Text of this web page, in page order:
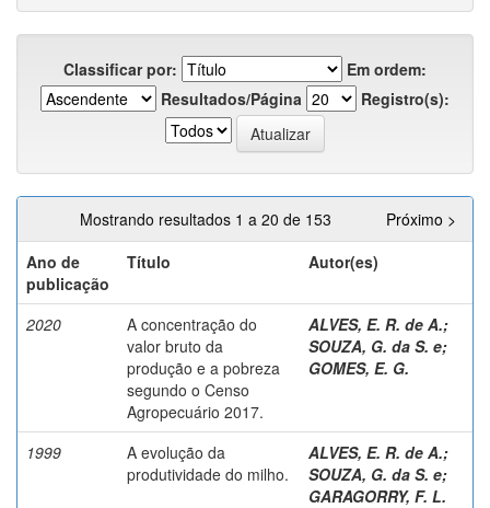
Classificar por:
Em ordem:
Resultados/Página
Registro(s):
Mostrando resultados 1 a 20 de 153
Próximo >
Ano de
publicação
Título Autor(es)
2020
A concentração do
valor bruto da
produção e a pobreza
segundo o Censo
Agropecuário 2017.
ALVES, E. R. de A.;
SOUZA, G. da S. e;
GOMES, E. G.
1999
A evolução da
produtividade do milho.
ALVES, E. R. de A.;
SOUZA, G. da S. e;
GARAGORRY, F. L.